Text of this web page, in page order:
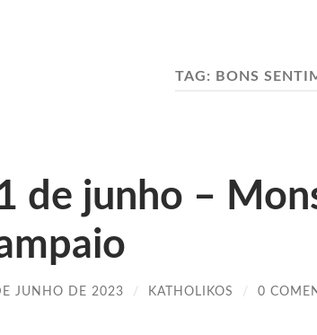
TAG: BONS
de junho –
JUNHO DE 2023 / KATHOLIKOS / 0